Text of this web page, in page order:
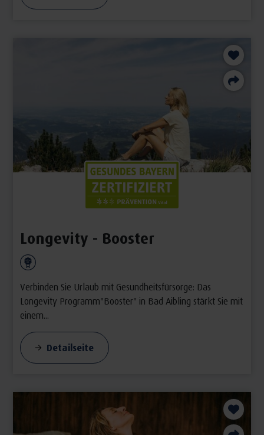
Longevity - Booster
Verbinden Sie Urlaub mit Gesundheitsfürsorge: Das
Longevity Programm"Booster" in Bad Aibling stärkt Sie mit
einem...
Detailseite